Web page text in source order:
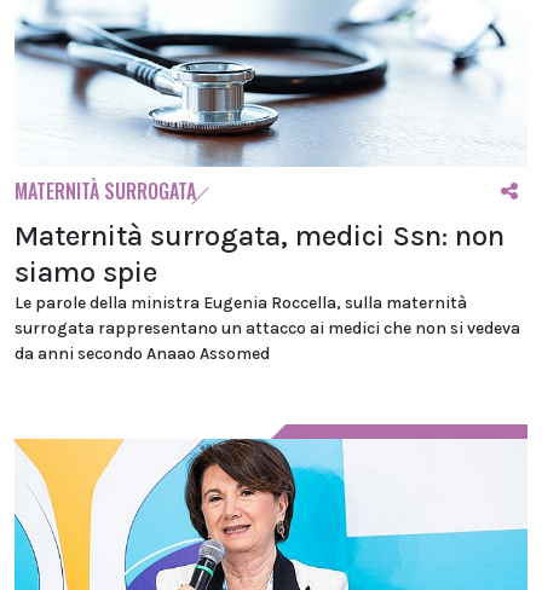
MATERNITÀ SURROGATA
Maternità surrogata, medici Ssn: non
siamo spie
Le parole della ministra Eugenia Roccella, sulla maternità
surrogata rappresentano un attacco ai medici che non si vedeva
da anni secondo Anaao Assomed